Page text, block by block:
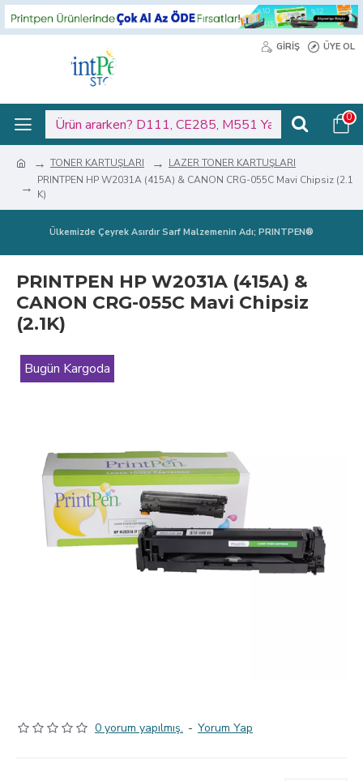
GIRIŞ ÜYE OL
0
TONER KARTUŞLARI
LAZER TONER KARTUŞLARI
PRINTPEN HP W2031A (415A) & CANON CRG-055C Mavi Chipsiz (2.1
K)
Ülkemizde Çeyrek Asırdır Sarf Malzemenin Adı; PRINTPEN®
PRINTPEN HP W2031A (415A) &
CANON CRG-055C Mavi Chipsiz
(2.1K)
Bugün Kargoda
0 yorum yapılmış. - Yorum Yap